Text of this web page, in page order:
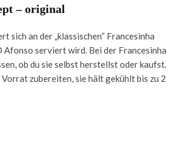
– original
sich an der „klassischen“ Francesinha
Afonso serviert wird. Bei der Francesinha
ob du sie selbst herstellst oder kaufst.
zubereiten, sie hält gekühlt bis zu 2